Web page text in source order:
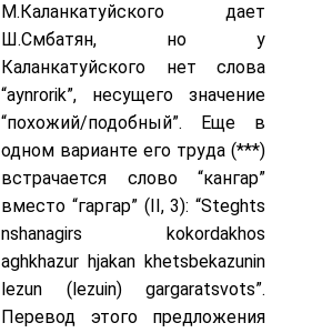
М.Каланкатуйского дает
Ш.Смбатян, но у
Каланкатуйского нет слова
“aynrorik”, несущего значение
“похожий/подобный”. Еще в
одном варианте его труда (***)
встрачается слово “кангар”
вместо “гаргар” (II, 3): “Steghts
nshanagirs kokordakhos
aghkhazur hjakan khetsbekazunin
lezun (lezuin) gargaratsvots”.
Перевод этого предложения